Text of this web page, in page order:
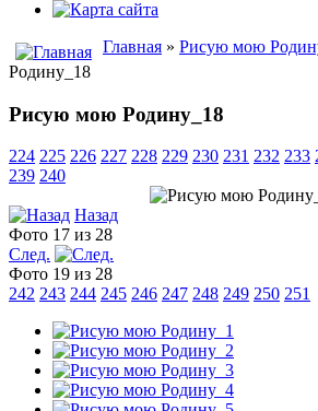
Главная » Рисую мою
Родину_18
Рисую мою Родину_18
224 225 226 227 228 229 230 231 232 233
239 240
Назад
Фото 17 из 28
След.
Фото 19 из 28
242 243 244 245 246 247 248 249 250 251